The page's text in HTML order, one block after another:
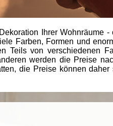
Ihrer Wohnräume
Farben, Formen und
Teils von verschiedenen
werden die Preise
die Preise können